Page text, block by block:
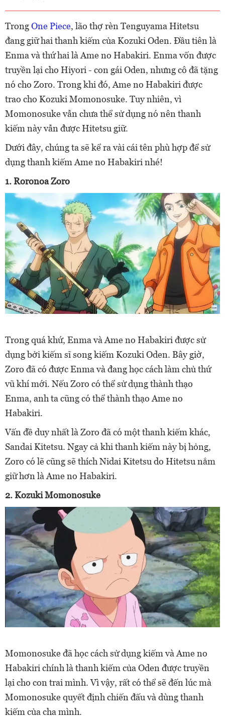
TrongOne Piece, lão thợ rèn Tenguyama Hitetsu
đang giữ hai thanh kiếm của Kozuki Oden. Đầu tiên là
Enma và thứ hai là Ame no Habakiri. Enma vốn được
truyền lại cho Hiyori - con gái Oden, nhưng cô đã tặng
nó cho Zoro. Trong khi đó, Ame no Habakiri được
trao cho Kozuki Momonosuke. Tuy nhiên, vì
Momonosuke vẫn chưa thể sử dụng nó nên thanh
kiếm này vẫn được Hitetsu giữ.
Dưới đây, chúng ta sẽ kể ra vài cái tên phù hợp để sử
dụng thanh kiếm Ame no Habakiri nhé!
1. Roronoa Zoro
Trong quá khứ, Enma và Ame no Habakiri được sử
dụng bởi kiếm sĩ song kiếm Kozuki Oden. Bây giờ,
Zoro đã có được Enma và đang học cách làm chủ thứ
vũ khí mới. Nếu Zoro có thể sử dụng thành thạo
Enma, anh ta cũng có thể thành thạo Ame no
Habakiri.
Vấn đề duy nhất là Zoro đã có một thanh kiếm khác,
Sandai Kitetsu. Ngay cả khi thanh kiếm này bị hỏng,
Zoro có lẽ cũng sẽ thích Nidai Kitetsu do Hitetsu nắm
giữ hơn là Ame no Habakiri.
2. Kozuki Momonosuke
Momonosuke đã học cách sử dụng kiếm và Ame no
Habakiri chính là thanh kiếm của Oden được truyền
lại cho con trai mình.Vì vậy, rất có thể sẽ đến lúc mà
Momonosuke quyết định chiến đấu và dùng thanh
kiếm của cha mình.